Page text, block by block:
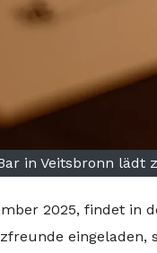
in Veitsbronn
2025, findet in